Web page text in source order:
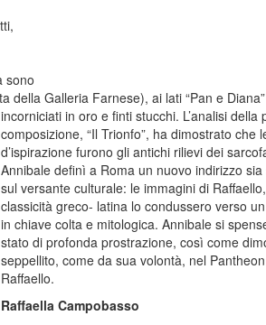
sono
Galleria Farnese), ai lati “Pan e
incorniciati in oro e finti stucchi. L’analisi della
composizione, “Il Trionfo”, ha dimostrato che
d’ispirazione furono gli antichi rilievi dei
Annibale definì a Roma un nuovo indirizzo
sul versante culturale: le immagini di
classicità greco- latina lo condussero verso
in chiave colta e mitologica. Annibale si
stato di profonda prostrazione, così come
seppellito, come da sua volontà, nel
Raffaello.
Raffaella Campobasso